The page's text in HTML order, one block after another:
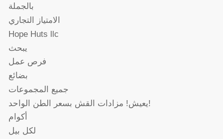
بالجملة
الامتياز التجاري
Hope Huts llc
يبحث
فرص عمل
بضائع
جميع المجموعات
يعيش! مزادات القش بسعر الطن الواحد!
أكوام
لكل بيل